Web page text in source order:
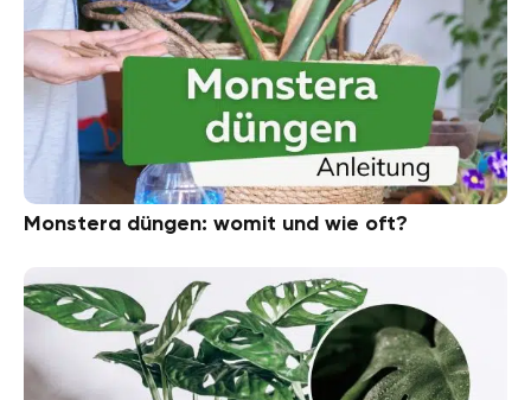
Monstera düngen: womit und wie oft?